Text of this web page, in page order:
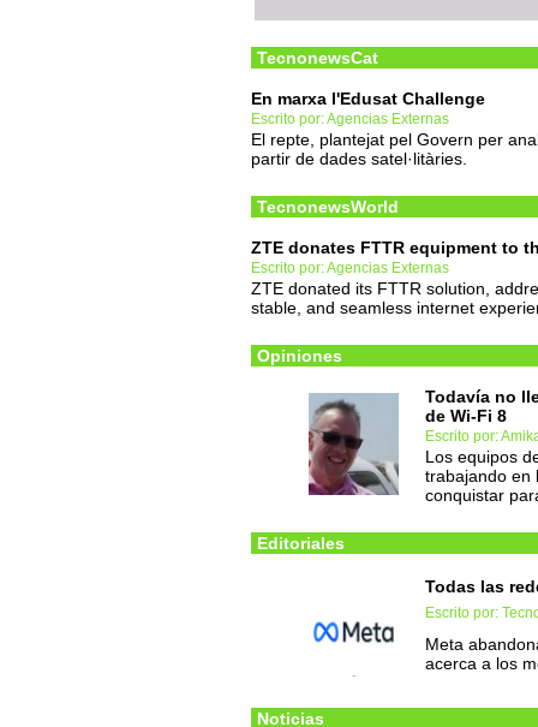
TecnonewsCat
En marxa l'Edusat Challenge
Escrito por: Agencias Externas
El repte, plantejat pel Govern per
partir de dades satel·litàries.
TecnonewsWorld
ZTE donates FTTR equipment to
Escrito por: Agencias Externas
ZTE donated its FTTR solution,
stable, and seamless internet
Opiniones
Todavía no
de Wi-Fi 8
Escrito por:
Los equipos
trabajando en
conquistar
Editoriales
Todas las
Escrito por:
Meta
acerca a los
Noticias